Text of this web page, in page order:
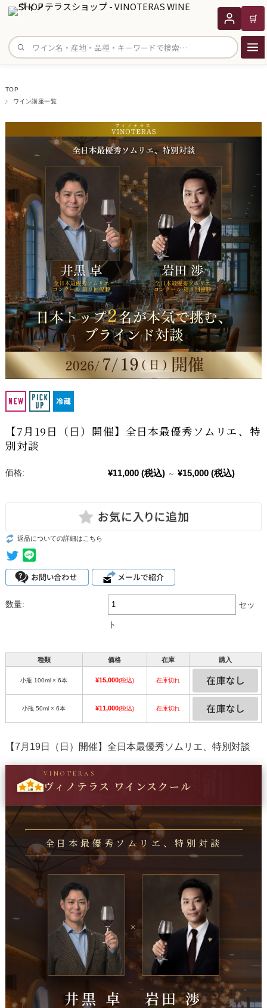
サイト内検索
🛒
TOP
ワイン講座一覧
【7月19日（日）開催】全日本最優秀ソムリエ、特
別対談
価格: ¥11,000 (税込) ～ ¥15,000 (税込)
返品についての詳細はこちら
数量: セッ
ト
種類 価格 在庫 購入
小瓶 100ml × 6本 ¥15,000(税込) 在庫切れ
小瓶 50ml × 6本 ¥11,000(税込) 在庫切れ
【7月19日（日）開催】全日本最優秀ソムリエ、特別対談
VINOTERAS
ヴィノテラス ワインスクール
全日本最優秀ソムリエ、特別対談
×
井黒 卓 岩田 渉